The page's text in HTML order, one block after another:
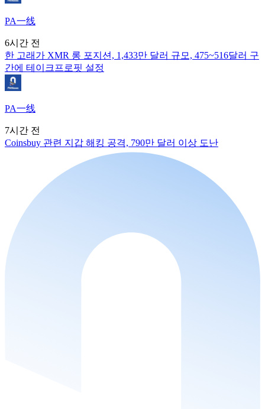
PA一线
6시간 전
한 고래가 XMR 롱 포지션, 1,433만 달러 규모, 475~516달러 구
간에 테이크프로핏 설정
PA一线
7시간 전
Coinsbuy 관련 지갑 해킹 공격, 790만 달러 이상 도난